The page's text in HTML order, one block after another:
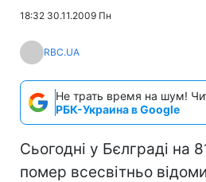
18:32 30.11.2009 Пн
RBC.UA
Не трать время на шум!
РБК-Украина в Google
Сьогодні у Бєлграді на
помер всесвітньо